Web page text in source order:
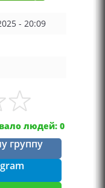
- 20:09
людей: 0
группу